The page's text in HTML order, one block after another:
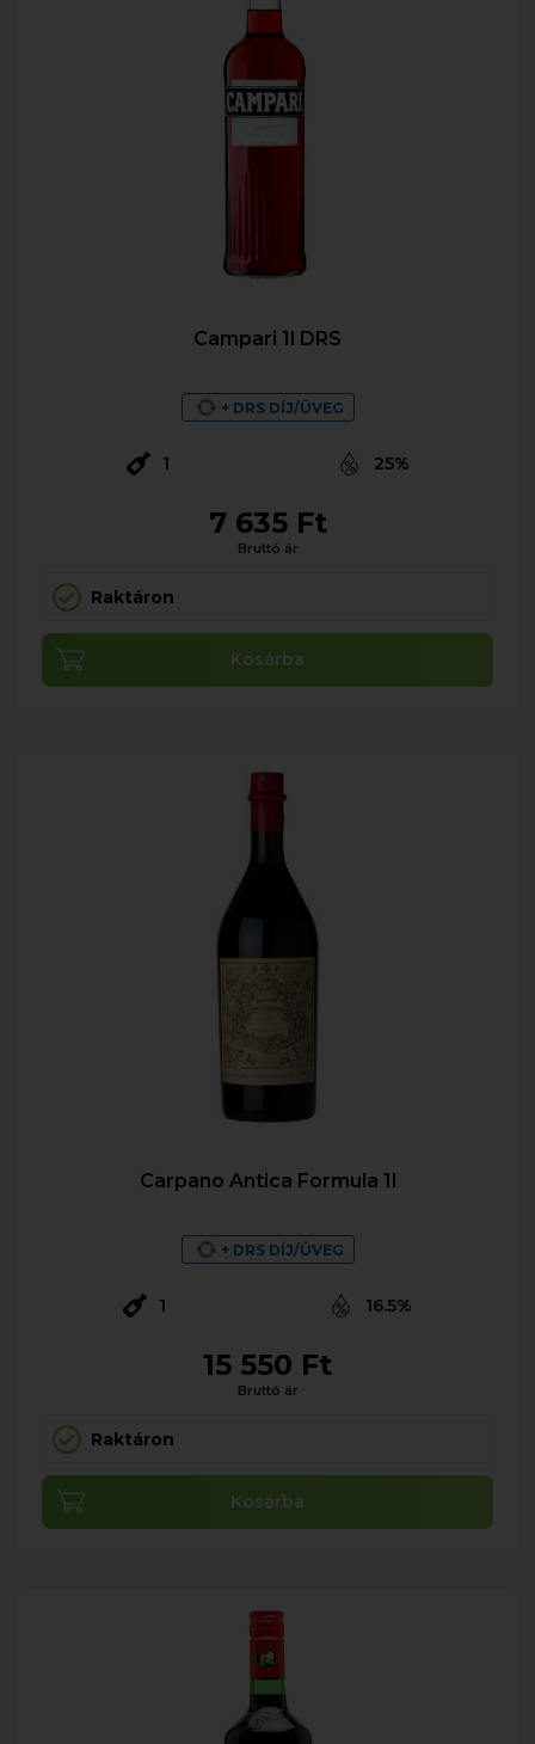
Campari 1l DRS
+ DRS DÍJ/ÜVEG
1 25%
7 635 Ft
Bruttó ár
Raktáron
Kosárba
Carpano Antica Formula 1l
+ DRS DÍJ/ÜVEG
1 16.5%
15 550 Ft
Bruttó ár
Raktáron
Kosárba